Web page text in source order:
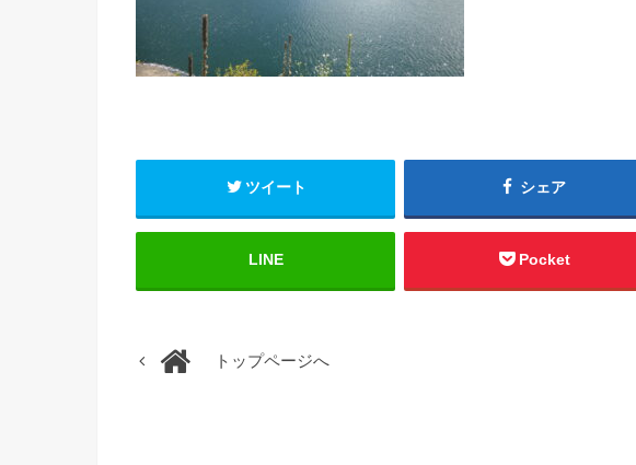
ツイート シェア
LINE Pocket
トップページへ